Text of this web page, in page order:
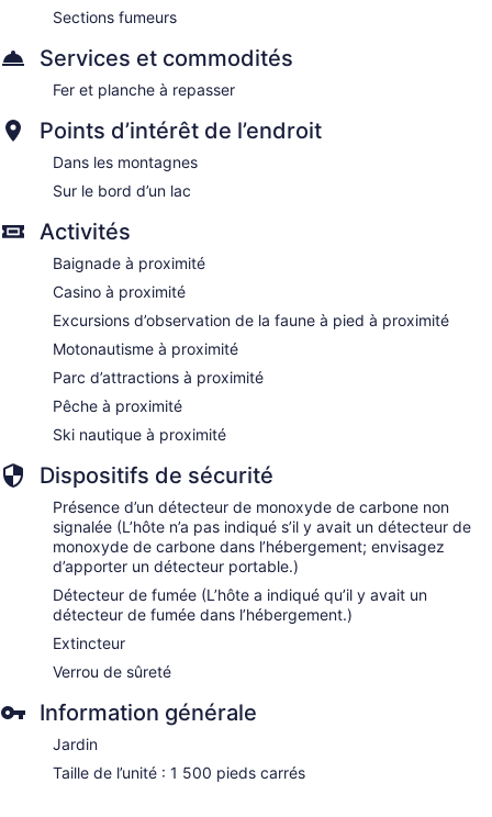
Sections fumeurs
Services et commodités
Fer et planche à repasser
Points d’intérêt de l’endroit
Dans les montagnes
Sur le bord d’un lac
Activités
Baignade à proximité
Casino à proximité
Excursions d’observation de la faune à pied à proximité
Motonautisme à proximité
Parc d’attractions à proximité
Pêche à proximité
Ski nautique à proximité
Dispositifs de sécurité
Présence d’un détecteur de monoxyde de carbone non
signalée (L’hôte n’a pas indiqué s’il y avait un détecteur de
monoxyde de carbone dans l’hébergement; envisagez
d’apporter un détecteur portable.)
Détecteur de fumée (L’hôte a indiqué qu’il y avait un
détecteur de fumée dans l’hébergement.)
Extincteur
Verrou de sûreté
Information générale
Jardin
Taille de l’unité : 1 500 pieds carrés